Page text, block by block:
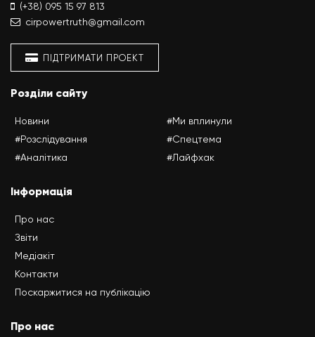
(+38) 095 15 97 813
cirpowertruth@gmail.com
ПІДТРИМАТИ ПРОЕКТ
Розділи сайту
Новини
#Розслідування
#Аналітика
#Ми вплинули
#Спецтема
#Лайфхак
Інформація
Про нас
Звіти
Медіакіт
Контакти
Поскаржитися на публікацію
Про нас